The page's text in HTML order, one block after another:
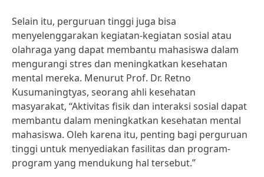
Selain itu, perguruan tinggi juga bisa
menyelenggarakan kegiatan-kegiatan sosial atau
olahraga yang dapat membantu mahasiswa dalam
mengurangi stres dan meningkatkan kesehatan
mental mereka. Menurut Prof. Dr. Retno
Kusumaningtyas, seorang ahli kesehatan
masyarakat, “Aktivitas fisik dan interaksi sosial dapat
membantu dalam meningkatkan kesehatan mental
mahasiswa. Oleh karena itu, penting bagi perguruan
tinggi untuk menyediakan fasilitas dan program-
program yang mendukung hal tersebut.”